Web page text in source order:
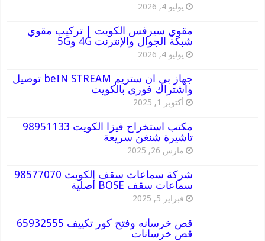
يوليو 4, 2026
مقوي سيرفس الكويت | تركيب مقوي
شبكة الجوال والإنترنت 4G و5G
يوليو 4, 2026
جهاز بي ان ستريم beIN STREAM توصيل
واشتراك فوري بالكويت
أكتوبر 1, 2025
مكتب استخراج فيزا الكويت 98951133
تاشيرة شنغن سريعة
مارس 26, 2025
شركة سماعات سقف الكويت 98577070
سماعات سقف BOSE أصلية
فبراير 5, 2025
قص خرسانه وفتح كور تكييف 65932555
قص خرسانات